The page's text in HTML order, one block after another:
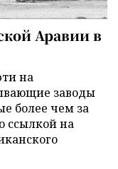
Аравии в
на
заводы
более чем за
ссылкой на